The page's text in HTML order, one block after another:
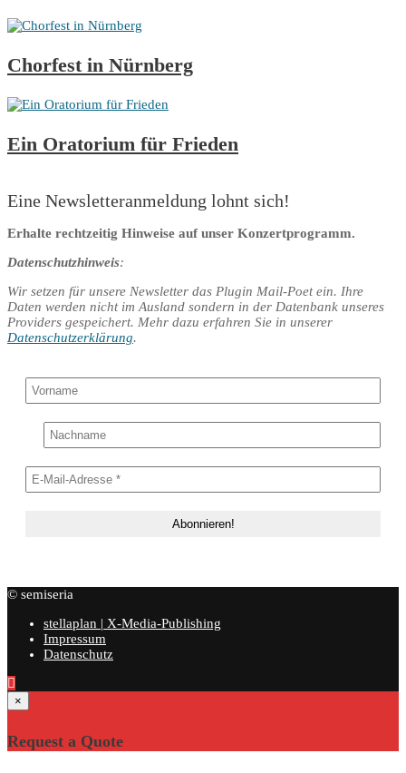
Chorfest in Nürnberg
Ein Oratorium für Frieden
Eine Newsletteranmeldung lohnt sich!
Erhalte rechtzeitig Hinweise auf unser Konzertprogramm.
Datenschutzhinweis:
Wir setzen für unsere Newsletter das Plugin Mail-Poet ein. Ihre
Daten werden nicht im Ausland sondern in der Datenbank unseres
Providers gespeichert. Mehr dazu erfahren Sie in unserer
Datenschutzerklärung.
© semiseria
stellaplan | X-Media-Publishing
Impressum
Datenschutz
×
Request a Quote